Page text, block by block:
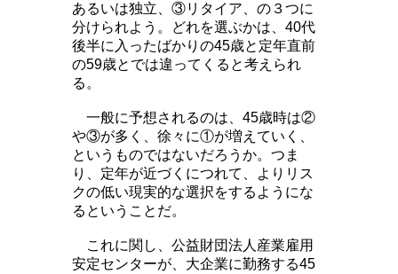
あるいは独立、③リタイア、の３つに
分けられよう。どれを選ぶかは、40代
後半に入ったばかりの45歳と定年直前
の59歳とでは違ってくると考えられ
る。
一般に予想されるのは、45歳時は②
や③が多く、徐々に①が増えていく、
というものではないだろうか。つま
り、定年が近づくにつれて、よりリス
クの低い現実的な選択をするようにな
るということだ。
これに関し、公益財団法人産業雇用
安定センターが、大企業に勤務する45